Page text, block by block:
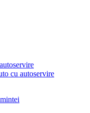
cu autoservire